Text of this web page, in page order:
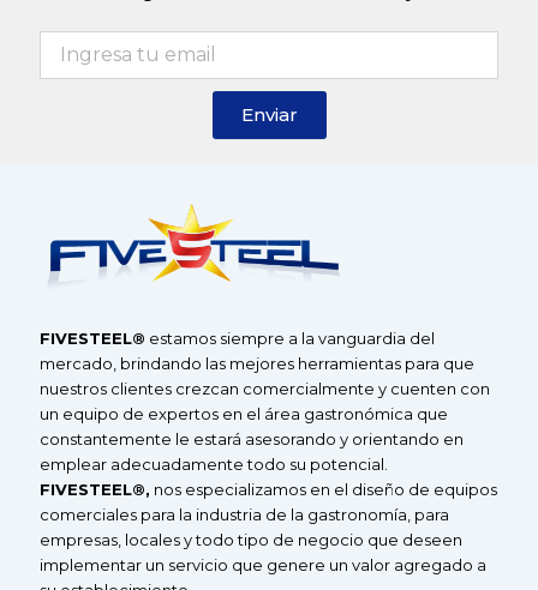
g
r
o
o
k
b
e
Enviar
FIVESTEEL® estamos siempre a la vanguardia del
mercado, brindando las mejores herramientas para que
nuestros clientes crezcan comercialmente y cuenten con
un equipo de expertos en el área gastronómica que
constantemente le estará asesorando y orientando en
emplear adecuadamente todo su potencial.
FIVESTEEL®, nos especializamos en el diseño de equipos
comerciales para la industria de la gastronomía, para
empresas, locales y todo tipo de negocio que deseen
implementar un servicio que genere un valor agregado a